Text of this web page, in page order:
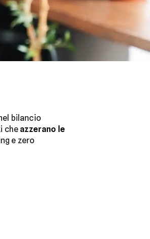
bilancio
che azzerano le
e zero